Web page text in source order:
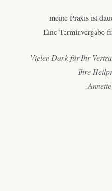
meine Praxis ist
Eine Terminvergabe
Vielen Dank für Ihr
Ihre